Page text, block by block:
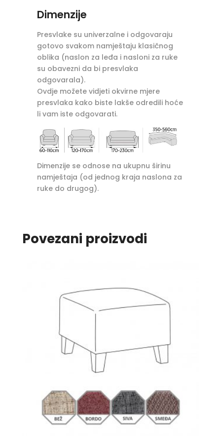
Dimenzije
Presvlake su univerzalne i odgovaraju
gotovo svakom namještaju klasičnog
oblika (naslon za leđa i nasloni za ruke
su obavezni da bi presvlaka
odgovarala).
Ovdje možete vidjeti okvirne mjere
presvlaka kako biste lakše odredili hoće
li vam iste odgovarati.
Dimenzije se odnose na ukupnu širinu
namještaja (od jednog kraja naslona za
ruke do drugog).
Povezani proizvodi